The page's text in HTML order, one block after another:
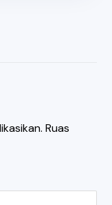
Ruas